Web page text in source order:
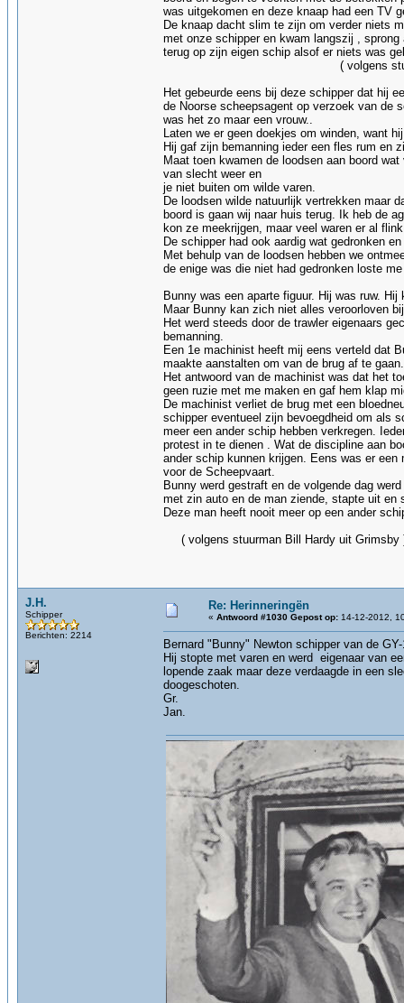
was uitgekomen en deze knaap had een TV
De knaap dacht slim te zijn om verder niets
met onze schipper en kwam langszij ,
terug op zijn eigen schip alsof er niets was
( volgens stuurman Tom
Het gebeurde eens bij deze schipper dat hij
de Noorse scheepsagent op verzoek van de
was het zo maar een vrouw..
Laten we er geen doekjes om winden, want
Hij gaf zijn bemanning ieder een fles rum en
Maat toen kwamen de loodsen aan boord
van slecht weer en
je niet buiten om wilde varen.
De loodsen wilde natuurlijk vertrekken maar
boord is gaan wij naar huis terug. Ik heb de
kon ze meekrijgen, maar veel waren er al
De schipper had ook aardig wat gedronken
Met behulp van de loodsen hebben we
de enige was die niet had gedronken loste
Bunny was een aparte figuur. Hij was ruw.
Maar Bunny kan zich niet alles veroorloven
Het werd steeds door de trawler eigenaars
bemanning.
Een 1e machinist heeft mij eens verteld dat
maakte aanstalten om van de brug af te
Het antwoord van de machinist was dat het
geen ruzie met me maken en gaf hem klap
De machinist verliet de brug met een
schipper eventueel zijn bevoegdheid om als
meer een ander schip hebben verkregen.
protest in te dienen . Wat de discipline aan
ander schip kunnen krijgen. Eens was er
voor de Scheepvaart.
Bunny werd gestraft en de volgende dag
met zin auto en de man ziende, stapte uit en
Deze man heeft nooit meer
( volgens stuurman Bill Hardy uit Grimsby
J.H.
Schipper
Berichten: 2214
Re: Herinneringën
« Antwoord #1030 Gepost op: 14-12-2012,
Bernard "Bunny" Newton schipper van de GY-
Hij stopte met varen en werd eigenaar van
lopende zaak maar deze verdaagde in een
doogeschoten.
Gr.
Jan.